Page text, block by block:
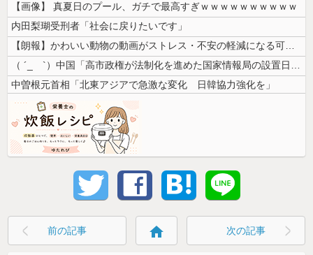
【画像】 真夏日のプール、ガチで最高すぎｗｗｗｗｗｗｗｗｗｗ
内田梨瑚受刑者「社会に戻りたいです」
【朗報】かわいい動物の動画がストレス・不安の軽減になる可能性。英大学の...
（ ´_ゝ`）中国「高市政権が法制化を進めた国家情報局の設置日が7月3...
中曽根元首相「北東アジアで急激な変化 日韓協力強化を」
前の記事 home 次の記事